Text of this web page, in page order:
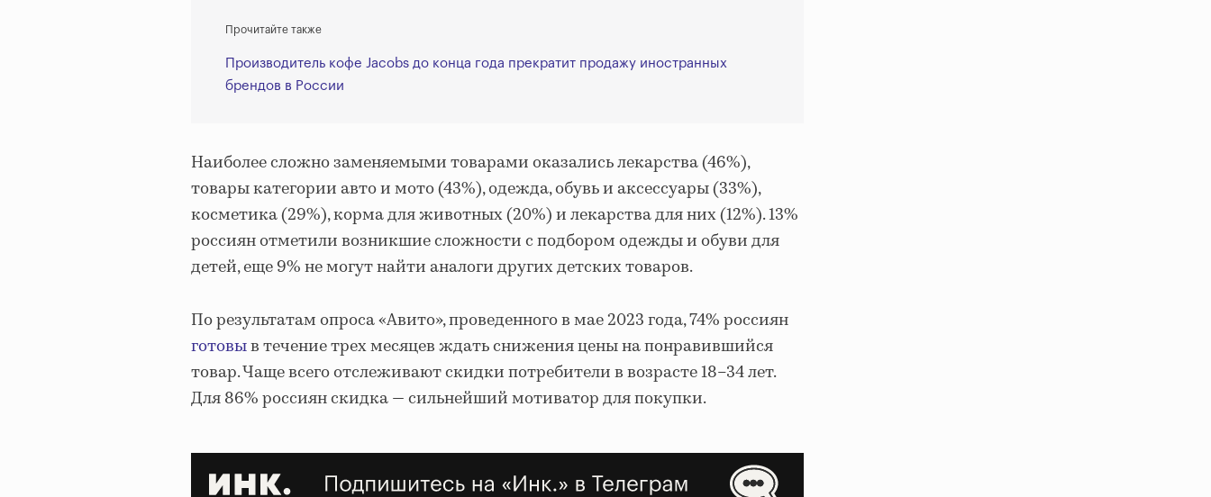
Прочитайте также
Производитель кофе Jacobs до конца года прекратит продажу иностранных
брендов в России
Наиболее сложно заменяемыми товарами оказались лекарства (46%),
товары категории авто и мото (43%), одежда, обувь и аксессуары (33%),
косметика (29%), корма для животных (20%) и лекарства для них (12%). 13%
россиян отметили возникшие сложности с подбором одежды и обуви для
детей, еще 9% не могут найти аналоги других детских товаров.
По результатам опроса «Авито», проведенного в мае 2023 года, 74% россиян
готовыв течение трех месяцев ждать снижения цены на понравившийся
товар. Чаще всего отслеживают скидки потребители в возрасте 18–34 лет.
Для 86% россиян скидка — сильнейший мотиватор для покупки.